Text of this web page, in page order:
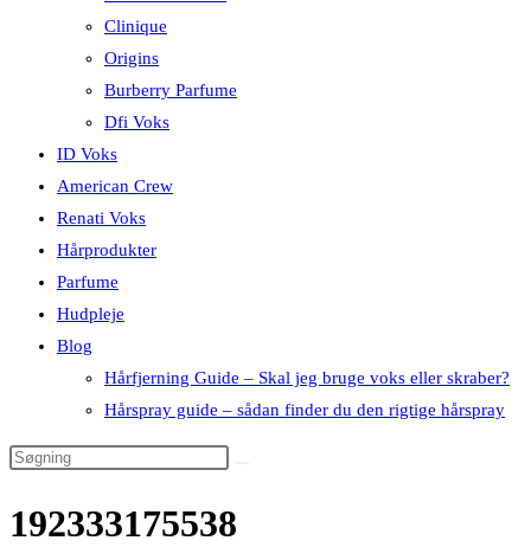
Clinique
Origins
Burberry Parfume
Dfi Voks
ID Voks
American Crew
Renati Voks
Hårprodukter
Parfume
Hudpleje
Blog
Hårfjerning Guide – Skal jeg bruge voks eller skraber?
Hårspray guide – sådan finder du den rigtige hårspray
192333175538